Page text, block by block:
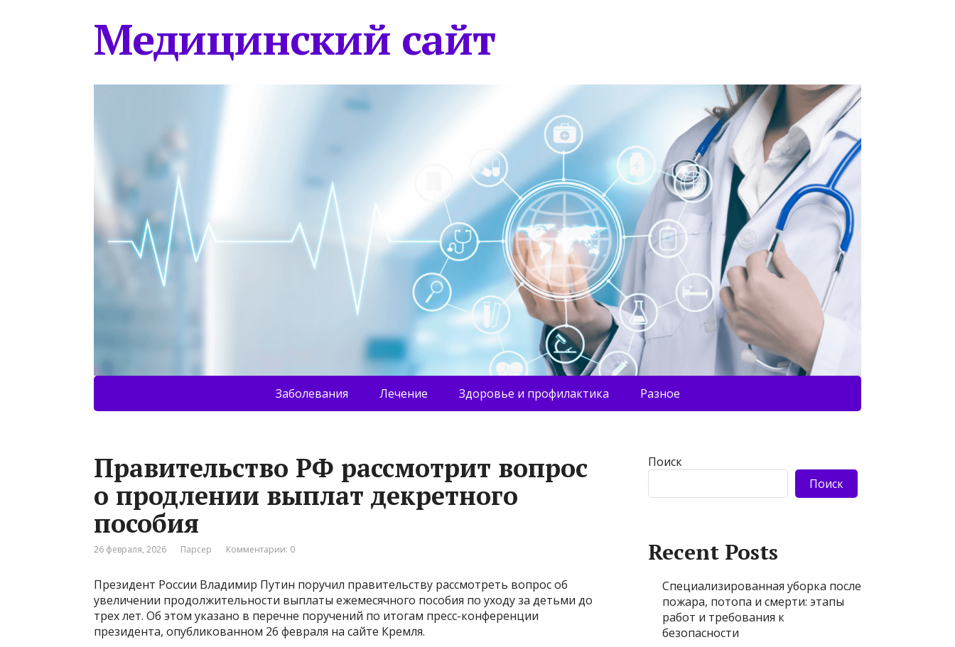
Медицинский сайт
Заболевания Лечение Здоровье и профилактика Разное
Правительство РФ рассмотрит вопрос
о продлении выплат декретного
пособия
26 февраля, 2026 Парсер Комментарии: 0
Президент России Владимир Путин поручил правительству рассмотреть вопрос об
увеличении продолжительности выплаты ежемесячного пособия по уходу за детьми до
трех лет. Об этом указано в перечне поручений по итогам пресс-конференции
президента, опубликованном 26 февраля на сайте Кремля.
Поиск
Поиск
Recent Posts
Специализированная уборка после
пожара, потопа и смерти: этапы
работ и требования к
безопасности